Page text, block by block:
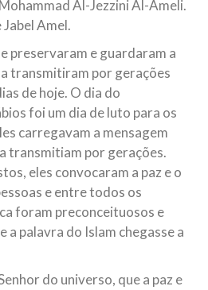
Al-Jezzini Al-Ameli.
Amel.
preservaram e guardaram a
transmitiram por gerações
de hoje. O dia do
foi um dia de luto para os
carregavam a mensagem
transmitiam por gerações.
eles convocaram a paz e o
e entre todos os
foram preconceituosos e
a palavra do Islam chegasse a
do universo, que a paz e